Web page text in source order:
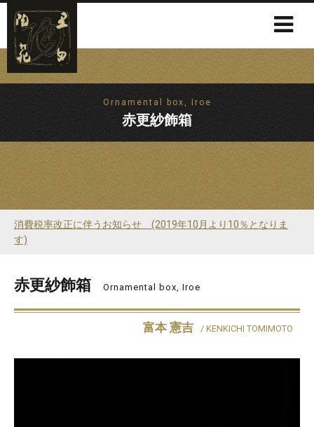
Ornamental box, Iroe
赤更紗飾箱
消費税率改正に伴うお知らせ (2019年10月より10％となりま
す)
赤更紗飾箱 Ornamental box, Iroe
富本 憲吉 / KENKICHI TOMIMOTO